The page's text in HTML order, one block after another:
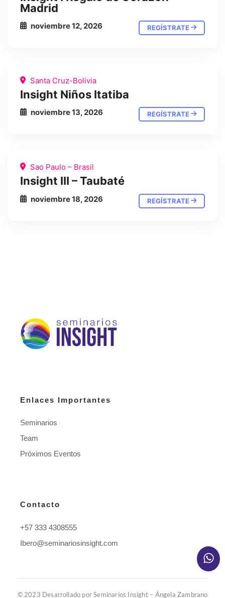
Madrid
noviembre 12, 2026 REGÍSTRATE
Santa Cruz-Bolivia
Insight Niños Itatiba
noviembre 13, 2026 REGÍSTRATE
Sao Paulo – Brasil
Insight III – Taubaté
noviembre 18, 2026 REGÍSTRATE
Enlaces Importantes
Seminarios
Team
Próximos Eventos
Contacto
+57 333 4308555
Ibero@seminariosinsight.com
© 2023 Desarrollado por Seminarios Insight – Ángela Zambrano